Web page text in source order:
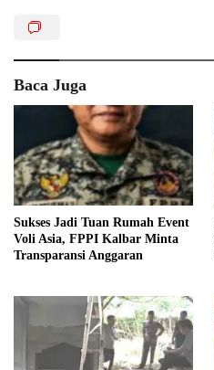
Baca Juga
Sukses Jadi Tuan Rumah Event
Voli Asia, FPPI Kalbar Minta
Transparansi Anggaran